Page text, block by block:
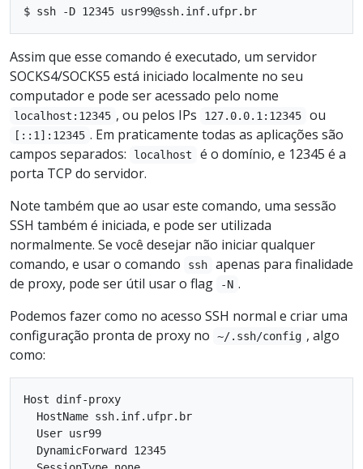
Assim que esse comando é executado, um servidor
SOCKS4/SOCKS5 está iniciado localmente no seu
computador e pode ser acessado pelo nome
localhost:12345 , ou pelos IPs 127.0.0.1:12345 ou
[::1]:12345 . Em praticamente todas as aplicações são
campos separados:
localhost
é o domínio, e 12345 é a
porta TCP do servidor.
Note também que ao usar este comando, uma sessão
SSH também é iniciada, e pode ser utilizada
normalmente. Se você desejar não iniciar qualquer
comando, e usar o comando
ssh
apenas para finalidade
de proxy, pode ser útil usar o flag
-N .
Podemos fazer como no acesso SSH normal e criar uma
configuração pronta de proxy no
~/.ssh/config , algo
como:
Host dinf-proxy
  HostName ssh.inf.ufpr.br
  User usr99
  DynamicForward 12345